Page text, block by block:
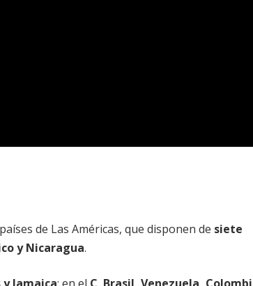
de Las Américas, que disponen de siete
y Nicaragua.